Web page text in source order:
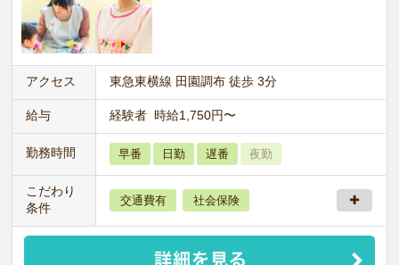
アクセス 東急東横線 田園調布 徒歩 3分
給与 経験者 時給1,750円〜
勤務時間 早番 日勤 遅番 夜勤
こだわり
条件
交通費有 社会保険